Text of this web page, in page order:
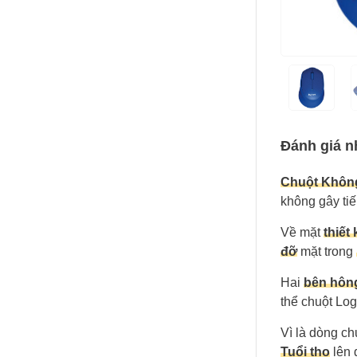
Đánh giá
Chuột
không gây
Về mặtthiết
đỡmặt trong
Hai bên
thể chuột
Vì là dòng
Tuổi thọ lên